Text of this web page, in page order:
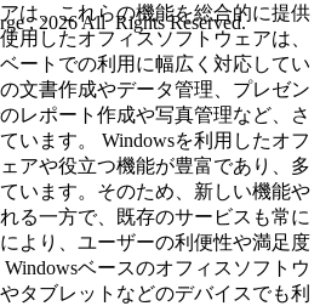
は、これらの機能を総合的に提供
用したオフィスソフトウェアは、
ートでの利用に幅広く対応してい
文書作成やデータ管理、プレゼン
レポート作成や写真管理など、さ
います。 Windowsを利用したオフ
アや役立つ機能が豊富であり、多
います。そのため、新しい機能や
る一方で、既存のサービスも常に
より、ユーザーの利便性や満足度
ベースのオフィスソフトウ
タブレットなどのデバイスでも利
, 2026 All Rights Reserved.